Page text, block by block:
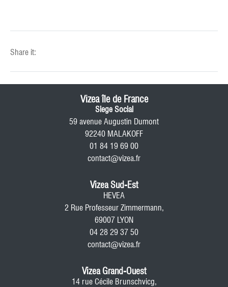
Share it:
Vizea île de France
Siege Social
59 avenue Augustin Dumont
92240 MALAKOFF
01 84 19 69 00
contact@vizea.fr
Vizea Sud-Est
HEVEA
2 Rue Professeur Zimmermann,
69007 LYON
04 28 29 37 50
contact@vizea.fr
Vizea Grand-Ouest
14 rue Cécile Brunschvicg,